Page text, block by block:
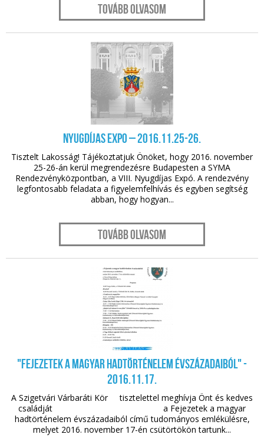
Tovább olvasom
Nyugdíjas Expo – 2016.11.25-26.
Tisztelt Lakosság! Tájékoztatjuk Önöket, hogy 2016. november
25-26-án kerül megrendezésre Budapesten a SYMA
Rendezvényközpontban, a VIII. Nyugdíjas Expó. A rendezvény
legfontosabb feladata a figyelemfelhívás és egyben segítség
abban, hogy hogyan...
Tovább olvasom
"Fejezetek a magyar hadtörténelem évszázadaiból" -
2016.11.17.
A Szigetvári Várbaráti Kör tisztelettel meghívja Önt és kedves
családját a Fejezetek a magyar
hadtörténelem évszázadaiból című tudományos emlékülésre,
melyet 2016. november 17-én csütörtökön tartunk...